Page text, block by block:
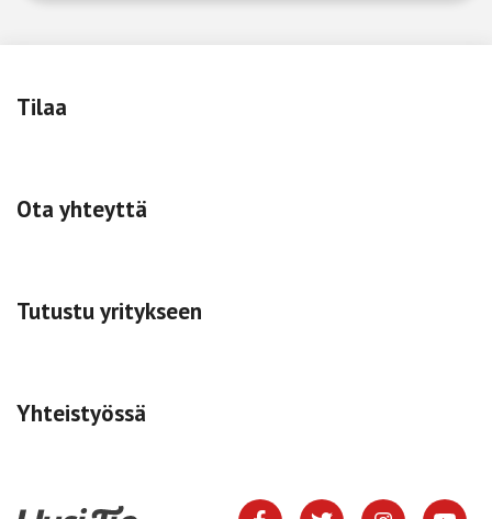
Tilaa
Ota yhteyttä
Tutustu yritykseen
Yhteistyössä